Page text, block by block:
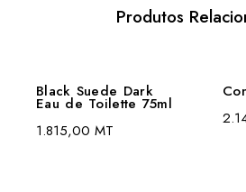
Produtos
Black Suede Dark
Eau de Toilette 75ml
1.815,00 MT